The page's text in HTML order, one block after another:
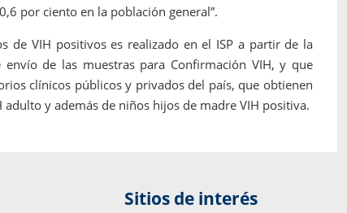
por ciento en la población general”.
de VIH positivos es realizado en el ISP a partir de la
de las muestras para Confirmación VIH, y que
clínicos públicos y privados del país, que obtienen
y además de niños hijos de madre VIH positiva.
Sitios de interés